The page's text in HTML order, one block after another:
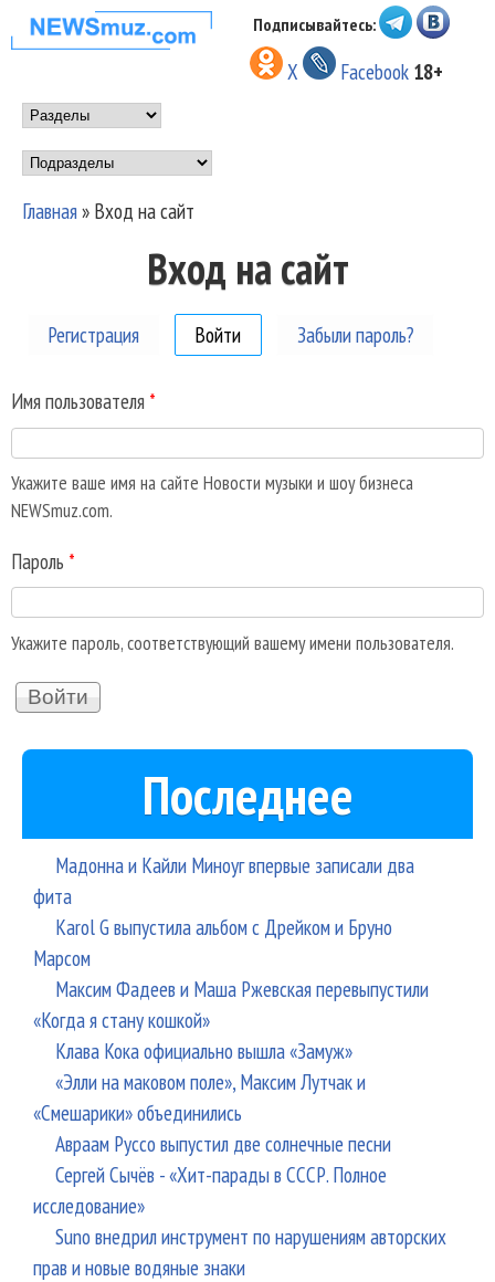
Перейти к основному
содержанию
НОВОСТИ
МУЗЫКИ И
ШОУ БИЗНЕСА
NEWSMUZ.COM
Подписывайтесь:
X Facebook 18+
Main menu
Подразделы
Вы здесь
Главная» Вход на сайт
Вход на сайт
Регистрация Войти (активная вкладка)
Забыли пароль?
Имя пользователя *
Укажите ваше имя на сайте Новости музыки и шоу бизнеса
NEWSmuz.com.
Пароль *
Укажите пароль, соответствующий вашему имени пользователя.
Последнее
Мадонна и Кайли Миноуг впервые записали два
фита
Karol G выпустила альбом с Дрейком и Бруно
Марсом
Максим Фадеев и Маша Ржевская перевыпустили
«Когда я стану кошкой»
Клава Кока официально вышла «Замуж»
«Элли на маковом поле», Максим Лутчак и
«Смешарики» объединились
Авраам Руссо выпустил две солнечные песни
Сергей Сычёв - «Хит-парады в СССР. Полное
исследование»
Suno внедрил инструмент по нарушениям авторских
прав и новые водяные знаки